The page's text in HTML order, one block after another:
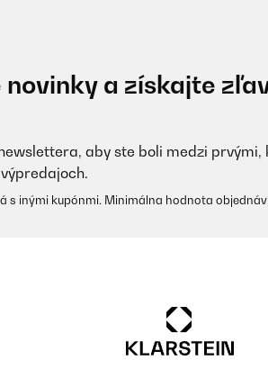
a získajte
aby ste boli medzi prvými,
s inými kupónmi. Minimálna hodnota